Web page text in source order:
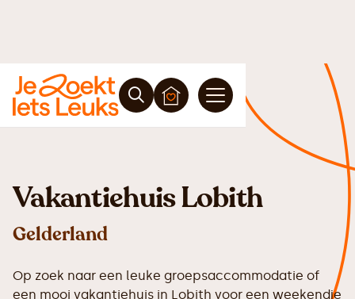
Vakantiehuis Lobith
Gelderland
Op zoek naar een leuke groepsaccommodatie of
een mooi vakantiehuis in Lobith voor een weekendje